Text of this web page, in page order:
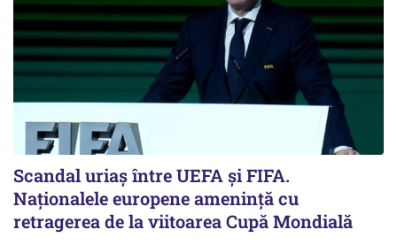
Scandal uriaş între UEFA şi FIFA.
Naţionalele europene ameninţă cu
retragerea de la viitoarea Cupă Mondială